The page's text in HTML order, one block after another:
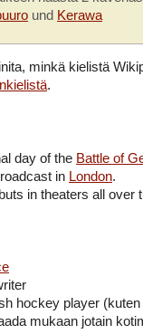
und Kerawa
minkä kielistä
.
day of the Battle of
in London.
in theaters all over
hockey player
mukaan jotain